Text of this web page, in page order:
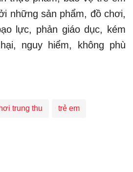
những sản phẩm, đồ chơi,
lực, phản giáo dục, kém
nguy hiểm, không phù
trung thu trẻ em